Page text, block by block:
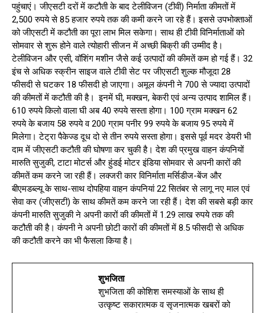
पहुंचाएं। जीएसटी दरों में कटौती के बाद टेलीविजन (टीवी) निर्माता कीमतों में
2,500 रुपये से 85 हजार रुपये तक की कमी करने जा रहे हैं। इससे उपभोक्ताओं
को जीएसटी में कटौती का पूरा लाभ मिल सकेगा। साथ ही टीवी विनिर्माताओं को
सोमवार से शुरू होने वाले त्योहारी सीजन में अच्छी बिक्री की उम्मीद है।
टेलीविजन और एसी, वॉशिंग मशीन जैसे कई उत्पादों की कीमतें कम हो गई हैं। 32
इंच से अधिक स्क्रीन साइज वाले टीवी सेट पर जीएसटी शुल्क मौजूदा 28
फीसदी से घटकर 18 फीसदी हो जाएगा। अमूल कंपनी ने 700 से ज्यादा उत्पादों
की कीमतों में कटौती की है। इनमें घी, मक्खन, बेकरी एवं अन्य उत्पाद शामिल हैं।
610 रुपये किलो वाला घी अब 40 रुपये सस्ता होगा। 100 ग्राम मक्खन 62
रुपये के बजाय 58 रुपये व 200 ग्राम पनीर 99 रुपये के बजाय 95 रुपये में
मिलेगा। टेट्रा पैकेज्ड दूध दो से तीन रुपये सस्ता होगा। इससे पूर्व मदर डेयरी भी
दाम में जीएसटी कटौती की घोषणा कर चुकी है। देश की प्रमुख वाहन कंपनियों
मारुति सुजुकी, टाटा मोटर्स और हुंडई मोटर इंडिया सोमवार से अपनी कारों की
कीमतें कम करने जा रही हैं। लक्जरी कार विनिर्माता मर्सिडीज-बेंज और
बीएमडब्ल्यू के साथ-साथ दोपहिया वाहन कंपनियां 22 सितंबर से लागू नए माल एवं
सेवा कर (जीएसटी) के साथ कीमतें कम करने जा रही हैं। देश की सबसे बड़ी कार
कंपनी मारुति सुजुकी ने अपनी कारों की कीमतों में 1.29 लाख रुपये तक की
कटौती की है। कंपनी ने अपनी छोटी कारों की कीमतों में 8.5 फीसदी से अधिक
की कटौती करने का भी फैसला किया है।
शुभजिता
शुभजिता की कोशिश समस्याओं के साथ ही
उत्कृष्ट सकारात्मक व सृजनात्मक खबरों को